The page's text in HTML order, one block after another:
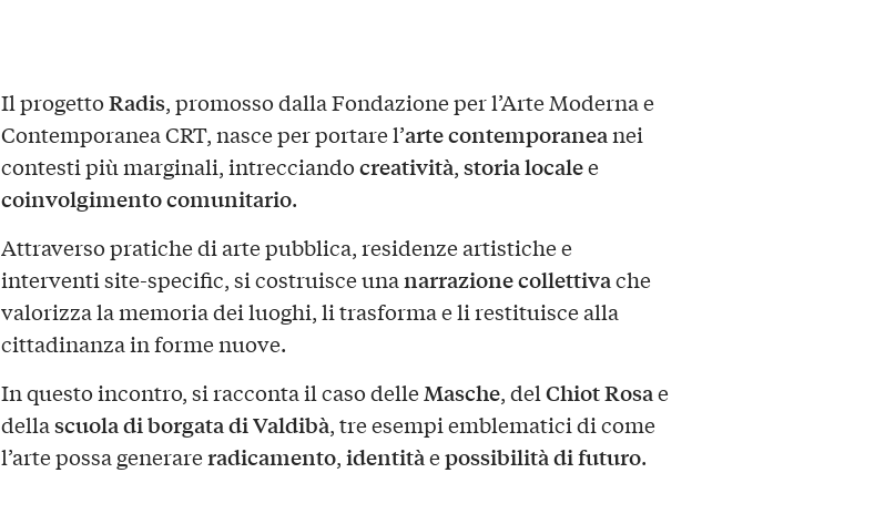
Il progettoRadis, promosso dalla Fondazione per l’Arte Moderna e
Contemporanea CRT, nasce per portare l’arte contemporaneanei
contesti più marginali, intrecciandocreatività,storia localee
coinvolgimento comunitario.
Attraverso pratiche di arte pubblica, residenze artistiche e
interventi site-specific, si costruisce unanarrazione collettivache
valorizza la memoria dei luoghi, li trasforma e li restituisce alla
cittadinanza in forme nuove.
In questo incontro, si racconta il caso delleMasche, delChiot Rosae
dellascuola di borgata di Valdibà, tre esempi emblematici di come
l’arte possa generareradicamento,identitàepossibilità di futuro.